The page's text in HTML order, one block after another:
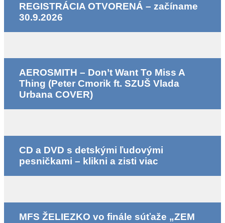
REGISTRÁCIA OTVORENÁ – začíname
30.9.2026
AEROSMITH – Don’t Want To Miss A
Thing (Peter Cmorik ft. SZUŠ Vlada
Urbana COVER)
CD a DVD s detskými ľudovými
pesničkami – klikni a zisti viac
MFS ŽELIEZKO vo finále súťaže „ZEM